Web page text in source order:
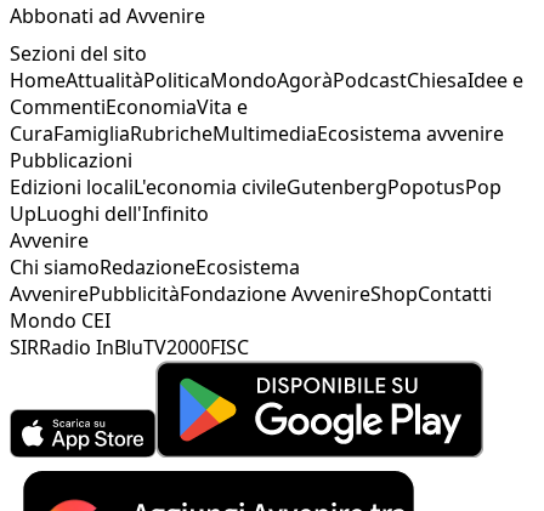
Abbonati ad Avvenire
Sezioni del sito
HomeAttualitàPoliticaMondoAgoràPodcastChiesaIdee e
CommentiEconomiaVita e
CuraFamigliaRubricheMultimediaEcosistema avvenire
Pubblicazioni
Edizioni localiL'economia civileGutenbergPopotusPop
UpLuoghi dell'Infinito
Avvenire
Chi siamoRedazioneEcosistema
AvvenirePubblicitàFondazione AvvenireShopContatti
Mondo CEI
SIRRadio InBluTV2000FISC